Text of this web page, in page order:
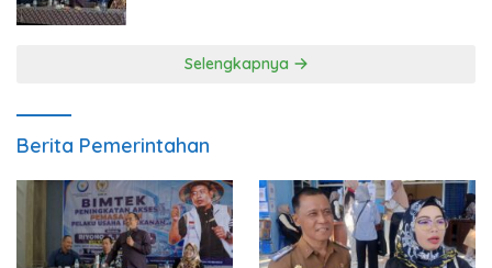
Selengkapnya
Berita Pemerintahan